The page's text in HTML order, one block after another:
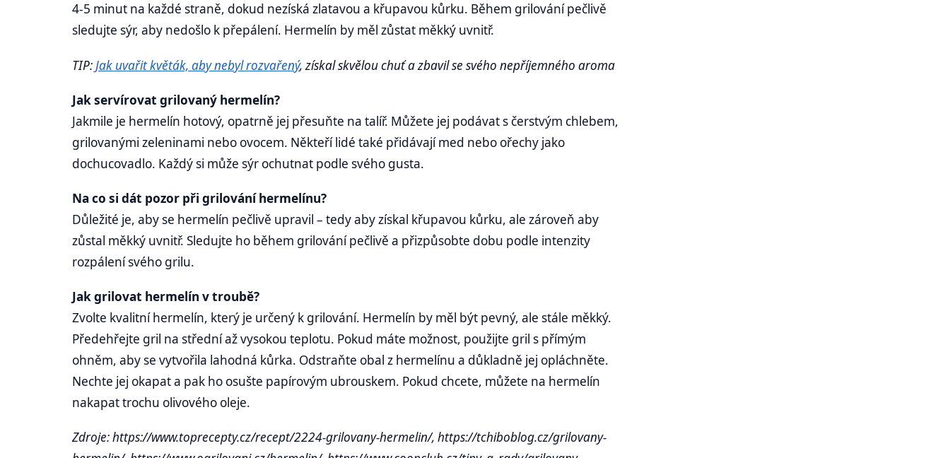
4-5 minut na každé straně, dokud nezíská zlatavou a křupavou kůrku. Během grilování pečlivě
sledujte sýr, aby nedošlo k přepálení. Hermelín by měl zůstat měkký uvnitř.
TIP:Jak uvařit květák, aby nebyl rozvařený, získal skvělou chuť a zbavil se svého nepříjemného aroma
Jak servírovat grilovaný hermelín?
Jakmile je hermelín hotový, opatrně jej přesuňte na talíř. Můžete jej podávat s čerstvým chlebem,
grilovanými zeleninami nebo ovocem. Někteří lidé také přidávají med nebo ořechy jako
dochucovadlo. Každý si může sýr ochutnat podle svého gusta.
Na co si dát pozor při grilování hermelínu?
Důležité je, aby se hermelín pečlivě upravil – tedy aby získal křupavou kůrku, ale zároveň aby
zůstal měkký uvnitř. Sledujte ho během grilování pečlivě a přizpůsobte dobu podle intenzity
rozpálení svého grilu.
Jak grilovat hermelín v troubě?
Zvolte kvalitní hermelín, který je určený k grilování. Hermelín by měl být pevný, ale stále měkký.
Předehřejte gril na střední až vysokou teplotu. Pokud máte možnost, použijte gril s přímým
ohněm, aby se vytvořila lahodná kůrka. Odstraňte obal z hermelínu a důkladně jej opláchněte.
Nechte jej okapat a pak ho osušte papírovým ubrouskem. Pokud chcete, můžete na hermelín
nakapat trochu olivového oleje.
Zdroje: https://www.toprecepty.cz/recept/2224-grilovany-hermelin/, https://tchiboblog.cz/grilovany-